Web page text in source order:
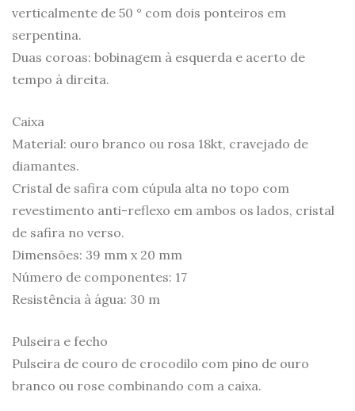
verticalmente de 50 ° com dois ponteiros em
serpentina.
Duas coroas: bobinagem à esquerda e acerto de
tempo à direita.
Caixa
Material: ouro branco ou rosa 18kt, cravejado de
diamantes.
Cristal de safira com cúpula alta no topo com
revestimento anti-reflexo em ambos os lados, cristal
de safira no verso.
Dimensões: 39 mm x 20 mm
Número de componentes: 17
Resistência à água: 30 m
Pulseira e fecho
Pulseira de couro de crocodilo com pino de ouro
branco ou rose combinando com a caixa.